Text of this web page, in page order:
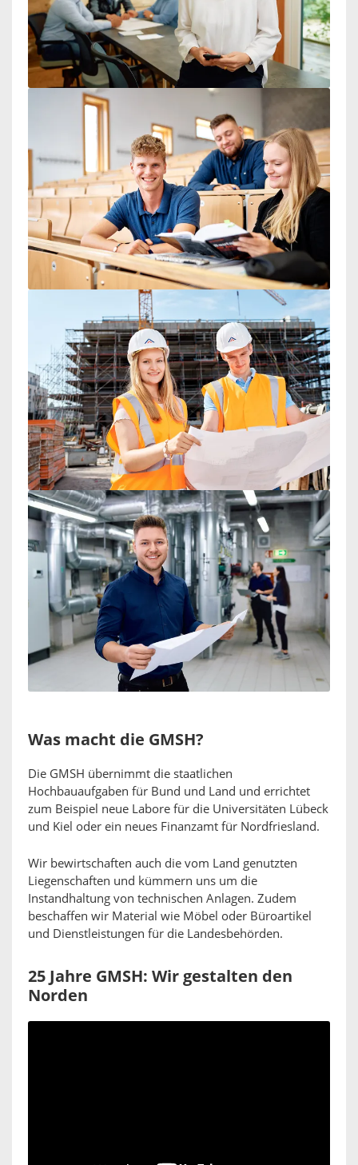
Was macht die GMSH?
Die GMSH übernimmt die staatlichen
Hochbauaufgaben für Bund und Land und errichtet
zum Beispiel neue Labore für die Universitäten Lübeck
und Kiel oder ein neues Finanzamt für Nordfriesland.
Wir bewirtschaften auch die vom Land genutzten
Liegenschaften und kümmern uns um die
Instandhaltung von technischen Anlagen. Zudem
beschaffen wir Material wie Möbel oder Büroartikel
und Dienstleistungen für die Landesbehörden.
25 Jahre GMSH: Wir gestalten den
Norden